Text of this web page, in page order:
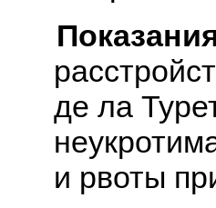
де ла
и рвоты